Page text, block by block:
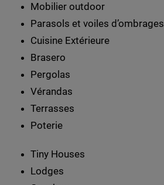
Mobilier outdoor
Parasols et voiles d’ombrages
Cuisine Extérieure
Brasero
Pergolas
Vérandas
Terrasses
Poterie
Tiny Houses
Lodges